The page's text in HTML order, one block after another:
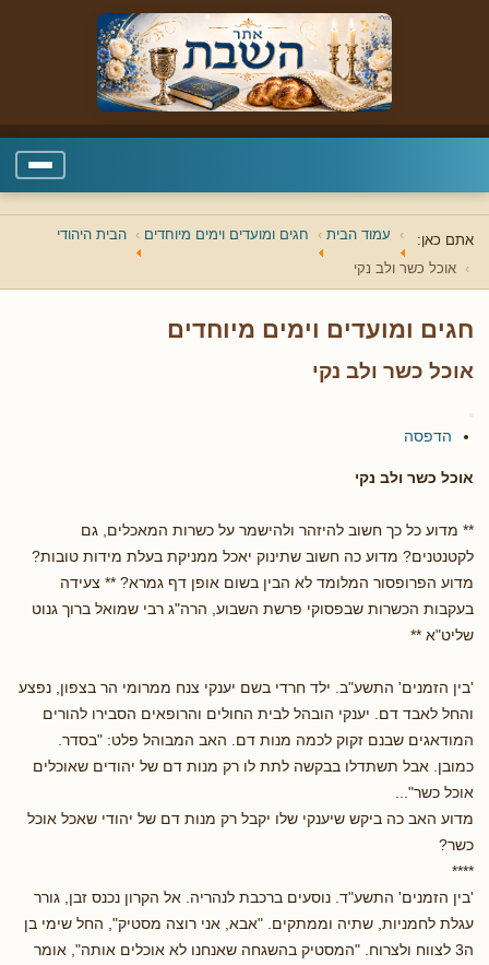
אתם כאן: עמוד הבית חגים ומועדים וימים מיוחדים הבית היהודי
אוכל כשר ולב נקי
חגים ומועדים וימים מיוחדים
אוכל כשר ולב נקי
הדפסה
אוכל כשר ולב נקי
** מדוע כל כך חשוב להיזהר ולהישמר על כשרות המאכלים, גם
לקטנטנים? מדוע כה חשוב שתינוק יאכל ממניקת בעלת מידות טובות?
מדוע הפרופסור המלומד לא הבין בשום אופן דף גמרא? ** צעידה
בעקבות הכשרות שבפסוקי פרשת השבוע, הרה"ג רבי שמואל ברוך גנוט
שליט"א **
'בין הזמנים' התשע"ב. ילד חרדי בשם יענקי צנח ממרומי הר בצפון, נפצע
והחל לאבד דם. יענקי הובהל לבית החולים והרופאים הסבירו להורים
המודאגים שבנם זקוק לכמה מנות דם. האב המבוהל פלט: "בסדר.
כמובן. אבל תשתדלו בבקשה לתת לו רק מנות דם של יהודים שאוכלים
אוכל כשר"...
מדוע האב כה ביקש שיענקי שלו יקבל רק מנות דם של יהודי שאכל אוכל
כשר?
****
'בין הזמנים' התשע"ד. נוסעים ברכבת לנהריה. אל הקרון נכנס זבן, גורר
עגלת לחמניות, שתיה וממתקים. "אבא, אני רוצה מסטיק", החל שימי בן
ה3 לצווח ולצרוח. "המסטיק בהשגחה שאנחנו לא אוכלים אותה", אומר